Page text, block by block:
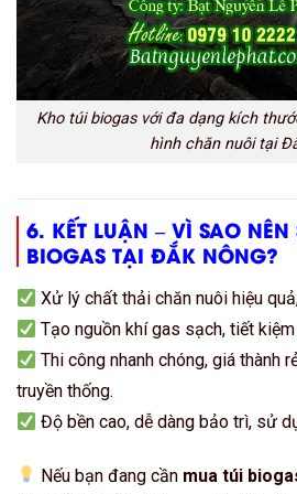
Kho túi biogas với đa dạng kích
hình chăn nuôi tại
6. KẾT LUẬN – VÌ SAO NÊN
BIOGAS TẠI ĐẮK NÔNG?
Xử lý chất thải chăn nuôi hiệu
Tạo nguồn khí gas sạch, tiết
Thi công nhanh chóng, giá thành
truyền thống.
Độ bền cao, dễ dàng bảo trì, sử
Nếu bạn đang cần mua túi